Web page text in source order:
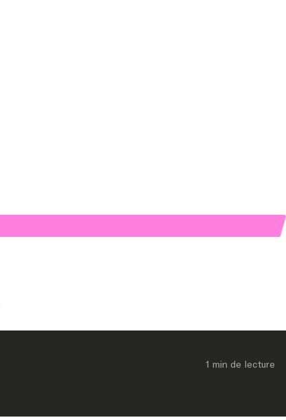
1 min de lecture